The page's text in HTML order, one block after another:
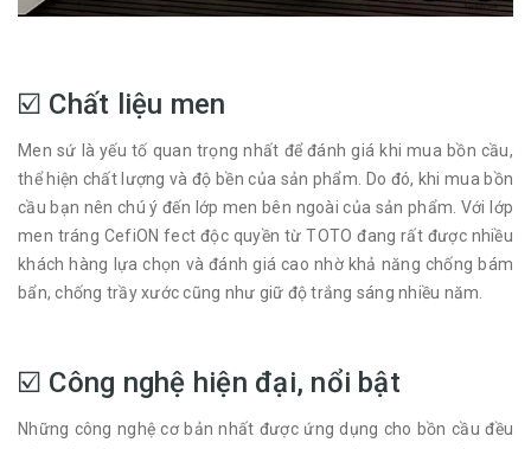
☑️ Chất liệu men
Men sứ là yếu tố quan trọng nhất để đánh giá khi mua bồn cầu,
thể hiện chất lượng và độ bền của sản phẩm. Do đó, khi mua bồn
cầu bạn nên chú ý đến lớp men bên ngoài của sản phẩm. Với lớp
men tráng CefiON fect độc quyền từ TOTO đang rất được nhiều
khách hàng lựa chọn và đánh giá cao nhờ khả năng chống bám
bẩn, chống trầy xước cũng như giữ độ trắng sáng nhiều năm.
☑️ Công nghệ hiện đại, nổi bật
Những công nghệ cơ bản nhất được ứng dụng cho bồn cầu đều